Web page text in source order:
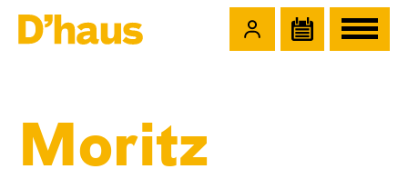
Moritz